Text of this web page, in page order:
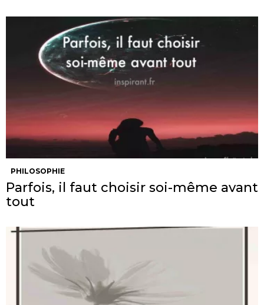
PHILOSOPHIE
Parfois, il faut choisir soi-même avant
tout